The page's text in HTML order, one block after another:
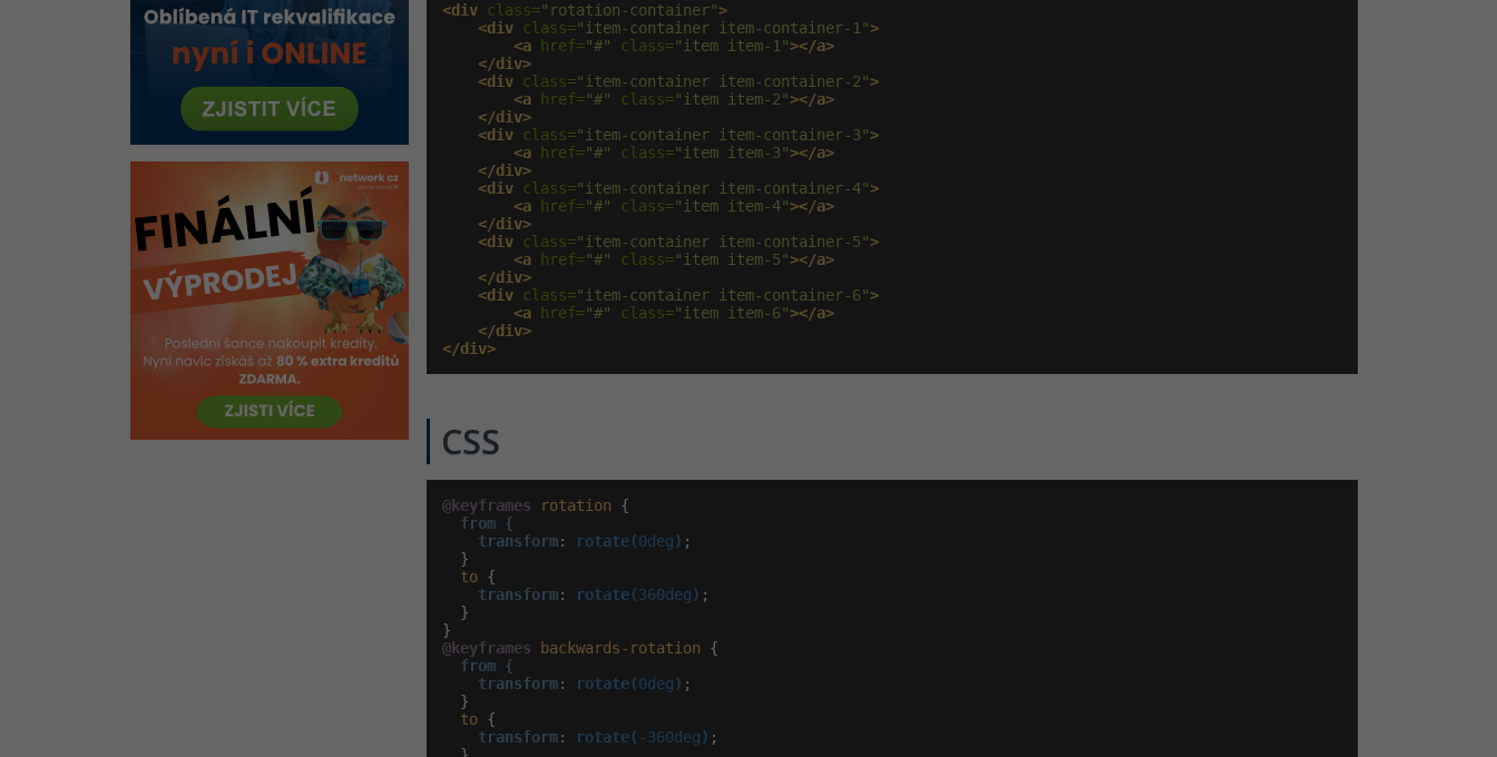
<div class="rotation-container">
<div class="item-container item-container-1">
<a href="#" class="item item-1"></a>
</div>
<div class="item-container item-container-2">
<a href="#" class="item item-2"></a>
</div>
<div class="item-container item-container-3">
<a href="#" class="item item-3"></a>
</div>
<div class="item-container item-container-4">
<a href="#" class="item item-4"></a>
</div>
<div class="item-container item-container-5">
<a href="#" class="item item-5"></a>
</div>
<div class="item-container item-container-6">
<a href="#" class="item item-6"></a>
</div>
</div>
CSS
@keyframes rotation {
from {
    transform
: rotate(0deg) ;
  }
to {
transform: rotate(360deg) ;
  }
@keyframes
backwards-rotation {
from {
    transform
: rotate(0deg) ;
  }
to {
transform: rotate( -360deg) ;